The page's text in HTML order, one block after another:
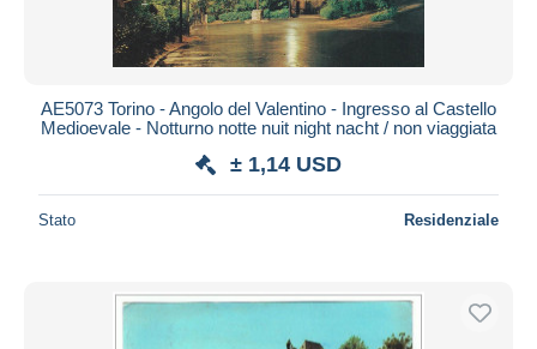
AE5073 Torino - Angolo del Valentino - Ingresso al Castello
Medioevale - Notturno notte nuit night nacht / non viaggiata
± 1,14 USD
Stato Residenziale